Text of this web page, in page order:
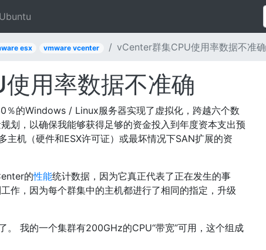
Ubuntu
esx vmware vcenter vCenter群集CPU使用率数据不准确
用率数据不准确
％的Windows / Linux服务器实现了虚拟化，跨越六个数
划，以确保我能够获得足够的资金投入到年度资本支出预
主机（硬件和ESX许可证）或最坏情况下SAN扩展的资
的性能统计数据，因为它真正代表了正在发生的事
作，因为每个群集中的主机都进行了相同的指定，升级
。 我的一个集群有200GHz的CPU“带宽”可用，这个组成